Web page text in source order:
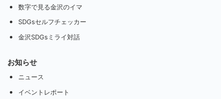
数字で見る金沢のイマ
SDGsセルフチェッカー
金沢SDGsミライ対話
お知らせ
ニュース
イベントレポート